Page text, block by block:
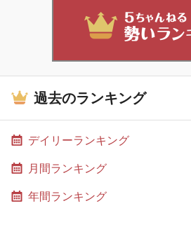
過去のランキング
デイリーランキング
月間ランキング
年間ランキング